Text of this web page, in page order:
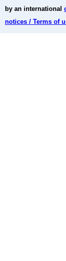
by an international
notices / Terms of